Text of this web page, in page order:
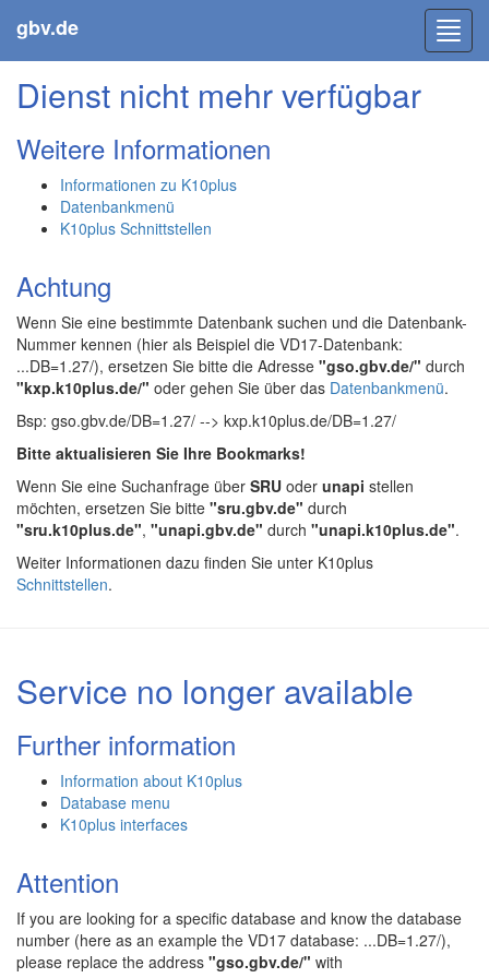
gbv.de
Dienst nicht mehr verfügbar
Weitere Informationen
Informationen zu K10plus
Datenbankmenü
K10plus Schnittstellen
Achtung
Wenn Sie eine bestimmte Datenbank suchen und die Datenbank-
Nummer kennen (hier als Beispiel die VD17-Datenbank:
...DB=1.27/), ersetzen Sie bitte die Adresse "gso.gbv.de/" durch
"kxp.k10plus.de/" oder gehen Sie über das Datenbankmenü.
Bsp: gso.gbv.de/DB=1.27/ --> kxp.k10plus.de/DB=1.27/
Bitte aktualisieren Sie Ihre Bookmarks!
Wenn Sie eine Suchanfrage über SRU oder unapi stellen
möchten, ersetzen Sie bitte "sru.gbv.de" durch
"sru.k10plus.de", "unapi.gbv.de" durch "unapi.k10plus.de".
Weiter Informationen dazu finden Sie unter K10plus
Schnittstellen.
Service no longer available
Further information
Information about K10plus
Database menu
K10plus interfaces
Attention
If you are looking for a specific database and know the database
number (here as an example the VD17 database: ...DB=1.27/),
please replace the address "gso.gbv.de/" with